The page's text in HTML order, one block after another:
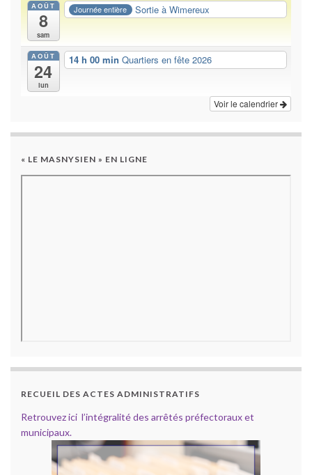
AOÛT
8
sam
Journée entière Sortie à Wimereux
AOÛT
24
lun
14 h 00 min Quartiers en fête 2026
Voir le calendrier
« LE MASNYSIEN » EN LIGNE
RECUEIL DES ACTES ADMINISTRATIFS
Retrouvez ici l’intégralité des arrêtés préfectoraux et
municipaux.